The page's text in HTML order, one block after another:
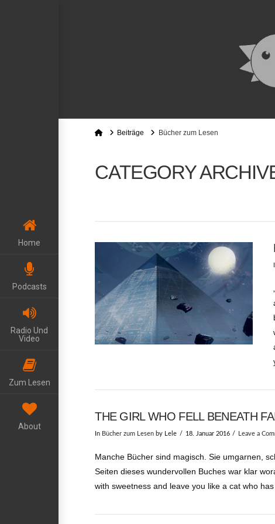
Home
Podcasts
Radio Und
Video
Zum Lesen
About
HomeBeiträge Bücher zum Lesen
CATEGORY
THE GIRL WHO FELL BENEATH
In Bücher zum Lesen by Lele 18. Januar 2016 Leave a
Manche Bücher sind magisch. Sie umgarnen,
Seiten dieses wundervollen Buches war klar
with sweetness and leave you like a cat who